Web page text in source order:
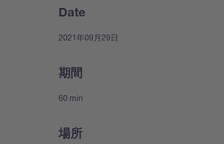
Date
2021年09月29日
期間
60 min
場所